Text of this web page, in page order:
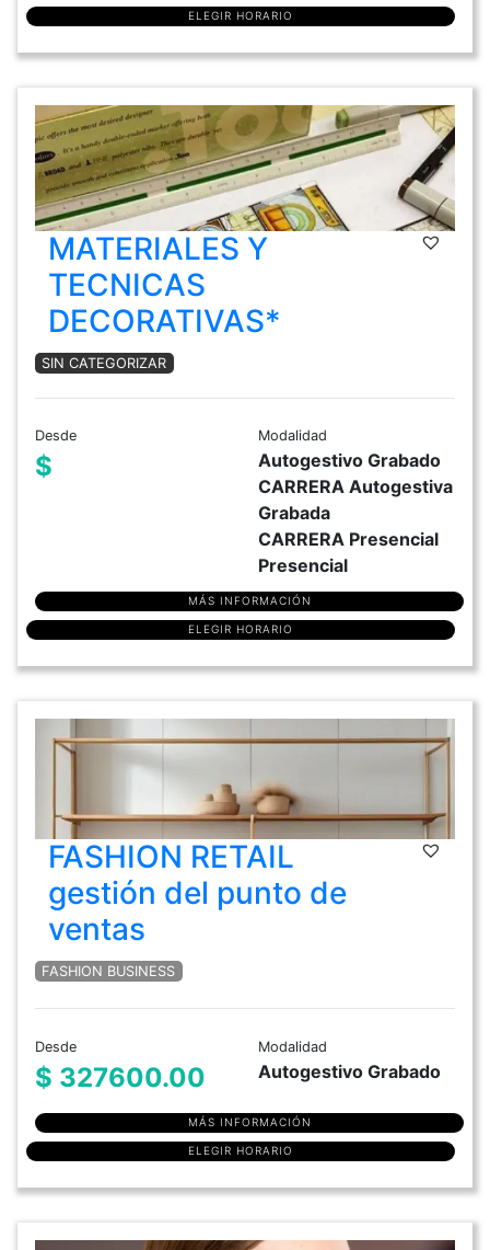
ELEGIR HORARIO
MATERIALES Y
TECNICAS
DECORATIVAS*
SIN CATEGORIZAR
Desde
$
Modalidad
Autogestivo Grabado
CARRERA Autogestiva
Grabada
CARRERA Presencial
Presencial
MÁS INFORMACIÓN
ELEGIR HORARIO
FASHION RETAIL
gestión del punto de
ventas
FASHION BUSINESS
Desde
$ 327600.00
Modalidad
Autogestivo Grabado
MÁS INFORMACIÓN
ELEGIR HORARIO